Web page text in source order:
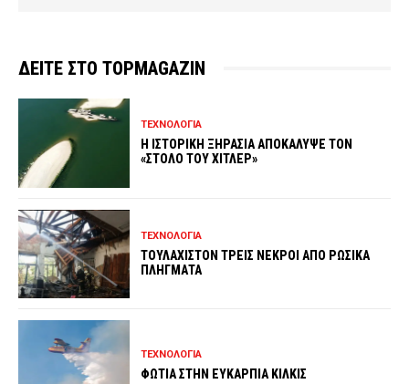
ΔΕΙΤΕ ΣΤΟ TOPMAGAZIN
ΤΕΧΝΟΛΟΓΙΑ
Η ΙΣΤΟΡΙΚΗ ΞΗΡΑΣΙΑ ΑΠΟΚΑΛΥΨΕ ΤΟΝ
«ΣΤΟΛΟ ΤΟΥ ΧΙΤΛΕΡ»
ΤΕΧΝΟΛΟΓΙΑ
ΤΟΥΛΑΧΙΣΤΟΝ ΤΡΕΙΣ ΝΕΚΡΟΙ ΑΠΟ ΡΩΣΙΚΑ
ΠΛΗΓΜΑΤΑ
ΤΕΧΝΟΛΟΓΙΑ
ΦΩΤΙΑ ΣΤΗΝ ΕΥΚΑΡΠΙΑ ΚΙΛΚΙΣ